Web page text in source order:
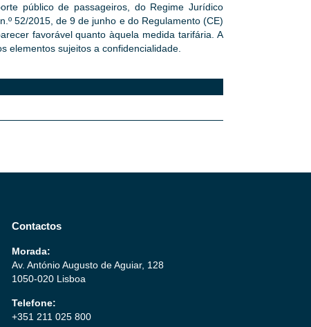
público de passageiros, do Regime Jurídico
52/2015, de 9 de junho e do Regulamento (CE)
favorável quanto àquela medida tarifária. A
elementos sujeitos a confidencialidade.
Contactos
Morada:
Av. António Augusto de Aguiar, 128
1050-020 Lisboa
Telefone:
+351 211 025 800